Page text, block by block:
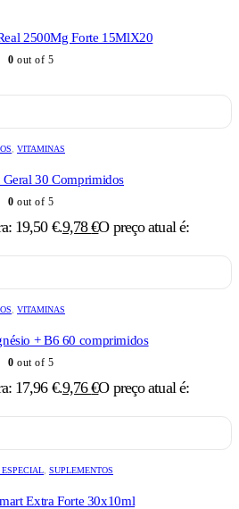
2500Mg Forte 15MlX20
0 out of 5
VITAMINAS
30 Comprimidos
0 out of 5
19,50 €.9,78€O preço atual é:
VITAMINAS
+ B6 60 comprimidos
0 out of 5
17,96 €.9,76€O preço atual é:
SUPLEMENTOS
Extra Forte 30x10ml